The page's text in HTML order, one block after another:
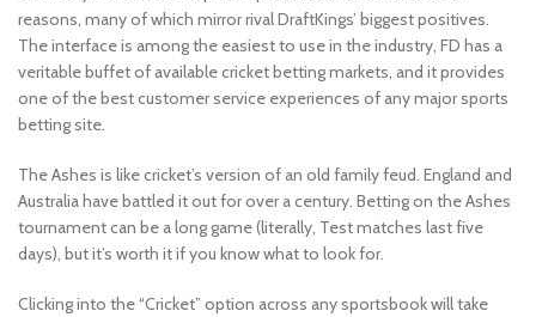
reasons, many of which mirror rival DraftKings’ biggest positives.
The interface is among the easiest to use in the industry, FD has a
veritable buffet of available cricket betting markets, and it provides
one of the best customer service experiences of any major sports
betting site.
The Ashes is like cricket’s version of an old family feud. England and
Australia have battled it out for over a century. Betting on the Ashes
tournament can be a long game (literally, Test matches last five
days), but it’s worth it if you know what to look for.
Clicking into the “Cricket” option across any sportsbook will take